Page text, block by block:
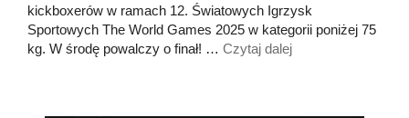
kickboxerów w ramach 12. Światowych Igrzysk
Sportowych The World Games 2025 w kategorii poniżej 75
kg. W środę powalczy o finał! … Czytaj dalej